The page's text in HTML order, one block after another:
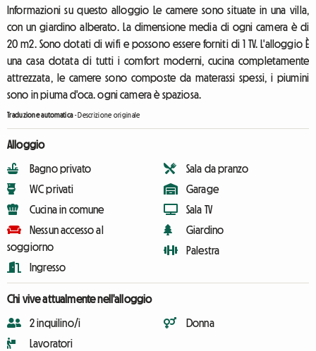
Informazioni su questo alloggio Le camere sono situate in una villa,
con un giardino alberato. La dimensione media di ogni camera è di
20 m2. Sono dotati di wifi e possono essere forniti di 1 TV. L'alloggio È
una casa dotata di tutti i comfort moderni, cucina completamente
attrezzata, le camere sono composte da materassi spessi, i piumini
sono in piuma d'oca. ogni camera è spaziosa.
Traduzione automatica-Descrizione originale
Alloggio
Bagno privato
WC privati
Cucina in comune
Nessun accesso al
soggiorno
Ingresso
Sala da pranzo
Garage
Sala TV
Giardino
Palestra
Chi vive attualmente nell'alloggio
2 inquilino/i
Lavoratori
Donna